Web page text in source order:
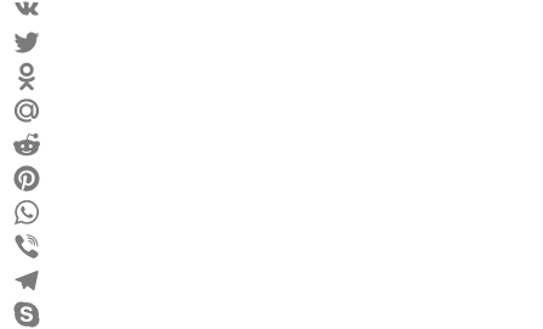
Facebook
VK
Twitter
Odnoklassniki
Mail.Ru
Reddit
Pinterest
WhatsApp
Viber
Telegram